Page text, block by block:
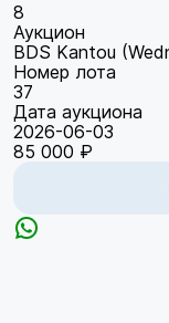
8
Аукцион
BDS Kantou
Номер лота
37
Дата аукциона
2026-06-03
85 000 ₽